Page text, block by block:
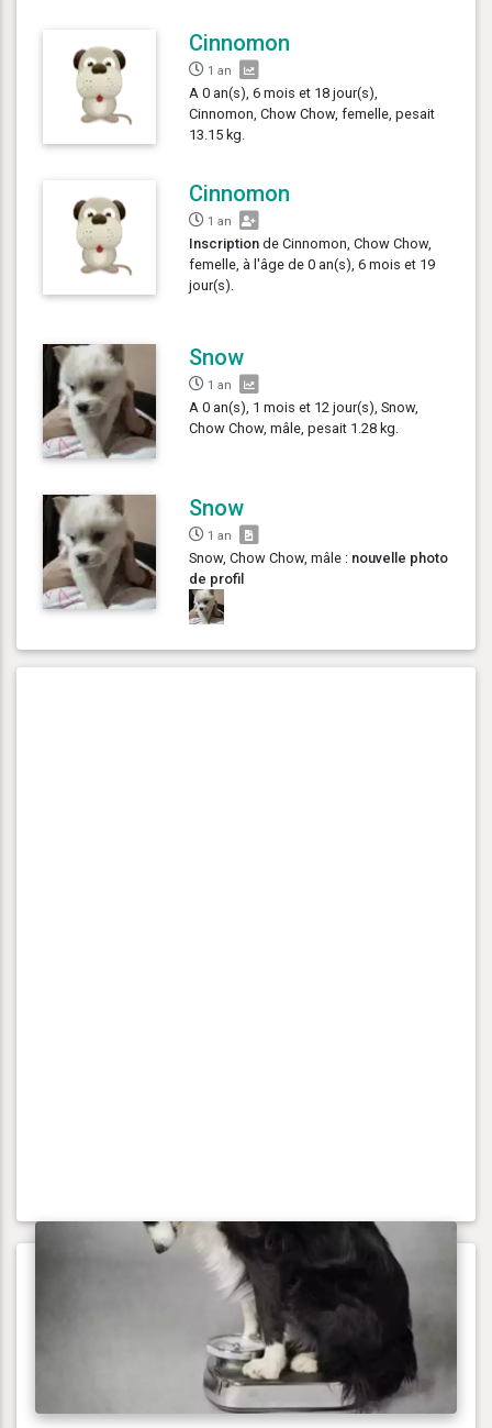
Cinnomon
1 an
A 0 an(s), 6 mois et 18 jour(s),
Cinnomon, Chow Chow, femelle, pesait
13.15 kg.
Cinnomon
1 an
Inscription de Cinnomon, Chow Chow,
femelle, à l'âge de 0 an(s), 6 mois et 19
jour(s).
Snow
1 an
A 0 an(s), 1 mois et 12 jour(s), Snow,
Chow Chow, mâle, pesait 1.28 kg.
Snow
1 an
Snow, Chow Chow, mâle : nouvelle photo
de profil